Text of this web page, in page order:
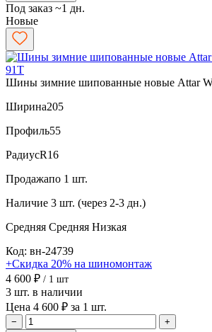
Под заказ ~1 дн.
Новые
Шины зимние шипованные новые Attar
Ширина205
Профиль55
РадиусR16
Продажапо 1 шт.
Наличие 3 шт. (через 2-3 дн.)
Средняя Средняя Низкая
Код: вн-24739
+Скидка 20% на шиномонтаж
4 600 ₽ / 1 шт
3 шт. в наличии
Цена 4 600 ₽ за 1 шт.
−
+